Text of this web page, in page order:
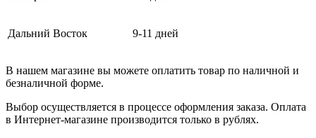
Дальний Восток 9-11 дней
В нашем магазине вы можете оплатить товар по наличной и
безналичной форме.
Выбор осуществляется в процессе оформления заказа. Оплата
в Интернет-магазине производится только в рублях.